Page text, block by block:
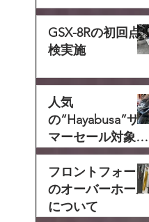
GSX-8Rの初回点
検実施
人気
の“Hayabusa”サ
マーセール対象で
す‼
フロントフォーク
のオーバーホール
について